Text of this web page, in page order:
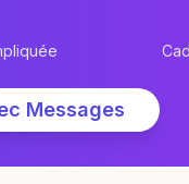
Messages